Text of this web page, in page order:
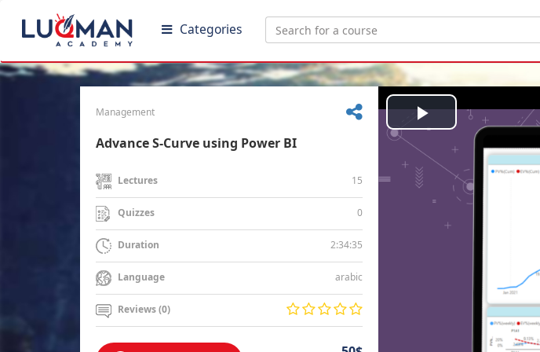
Categories
Management
Advance S-Curve using Power BI
Lectures 15
Quizzes 0
Duration 2:34:35
Language arabic
Reviews (0)
Play
Video